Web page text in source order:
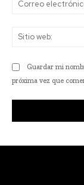
Guardar mi
próxima vez que